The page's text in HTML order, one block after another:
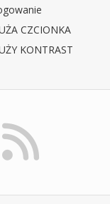
CZCIONKA
KONTRAST